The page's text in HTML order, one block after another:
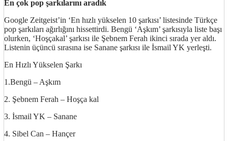
En çok pop şarkılarını aradık
Google Zeitgeist’in ‘En hızlı yükselen 10 şarkısı’ listesinde Türkçe
pop şarkıları ağırlığını hissettirdi. Bengü ‘Aşkım’ şarkısıyla liste başı
olurken, ‘Hoşçakal’ şarkısı ile Şebnem Ferah ikinci sırada yer aldı.
Listenin üçüncü sırasına ise Sanane şarkısı ile İsmail YK yerleşti.
En Hızlı Yükselen Şarkı
1.Bengü – Aşkım
2. Şebnem Ferah – Hoşça kal
3. İsmail YK – Sanane
4. Sibel Can – Hançer